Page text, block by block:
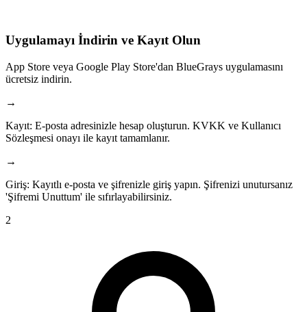
Uygulamayı İndirin ve Kayıt Olun
App Store veya Google Play Store'dan BlueGrays uygulamasını
ücretsiz indirin.
→
Kayıt: E-posta adresinizle hesap oluşturun. KVKK ve Kullanıcı
Sözleşmesi onayı ile kayıt tamamlanır.
→
Giriş: Kayıtlı e-posta ve şifrenizle giriş yapın. Şifrenizi unutursanız
'Şifremi Unuttum' ile sıfırlayabilirsiniz.
2